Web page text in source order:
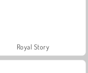
Royal Story